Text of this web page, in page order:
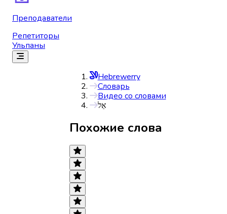
Преподаватели
Репетиторы
Ульпаны
Hebrewerry
Словарь
Видео со словами
אַל
Похожие слова